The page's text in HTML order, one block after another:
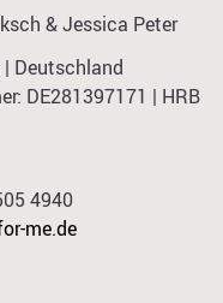
& Jessica Peter
Deutschland
DE281397171 | HRB
4940
me.de